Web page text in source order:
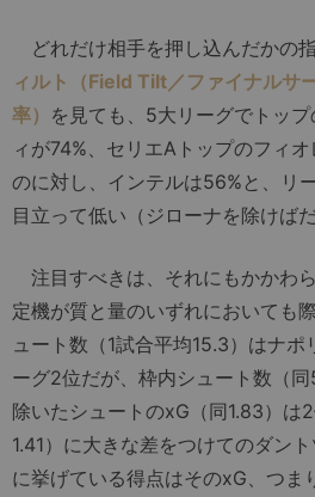
どれだけ相手を押し込んだかの
ィルト（Field Tilt／ファイナルサ
率） を見ても、5大リーグでトッ
ィが74%、セリエAトップのフィ
のに対し、インテルは56%と、リ
目立って低い（ジローナを除けばだ
注目すべきは、それにもかかわ
定機が質と量のいずれにおいても
ュート数（1試合平均15.3）はナポ
ーグ2位だが、枠内シュート数（同
除いたシュートのxG（同1.83）は
1.41）に大きな差をつけてのダン
に挙げている得点はそのxG、つま